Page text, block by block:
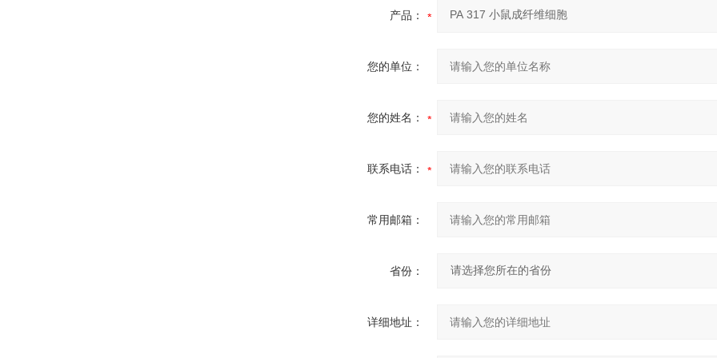
产品：
您的单位：
您的姓名：
联系电话：
常用邮箱：
省份：
详细地址：